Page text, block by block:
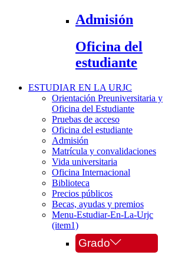
Admisión
Oficina del
estudiante
ESTUDIAR EN LA URJC
Orientación Preuniversitaria y
Oficina del Estudiante
Pruebas de acceso
Oficina del estudiante
Admisión
Matrícula y convalidaciones
Vida universitaria
Oficina Internacional
Biblioteca
Precios públicos
Becas, ayudas y premios
Menu-Estudiar-En-La-Urjc
(item1)
Grado